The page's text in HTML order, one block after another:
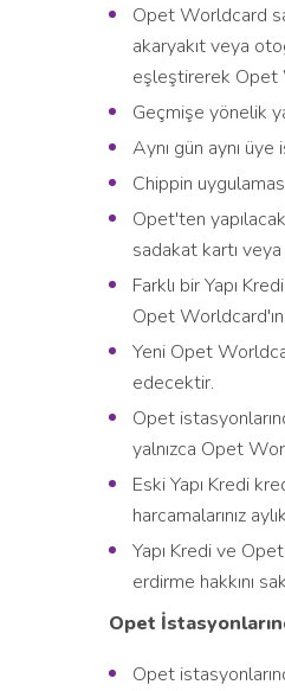
Opet Worldcard
akaryakıt veya
eşleştirerek Opet
Geçmişe yönelik
Aynı gün aynı
Chippin
Opet'ten
sadakat kartı
Farklı bir Yapı
Opet
Yeni Opet
edecektir.
Opet
yalnızca Opet
Eski Yapı Kredi
harcamalarınız
Yapı Kredi ve
erdirme hakkını
Opet
Opet